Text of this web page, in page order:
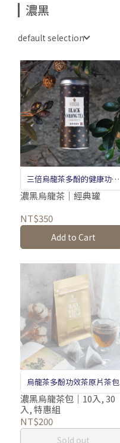
濃黑
default selection
三倍烏龍茶多酚的健康功效
茶
濃黑烏龍茶｜經典罐
NT$350
Add to Cart
烏龍茶多酚功效茶原片茶包
濃黑烏龍茶包｜10入, 30
入, 特惠組
NT$200
Sold out